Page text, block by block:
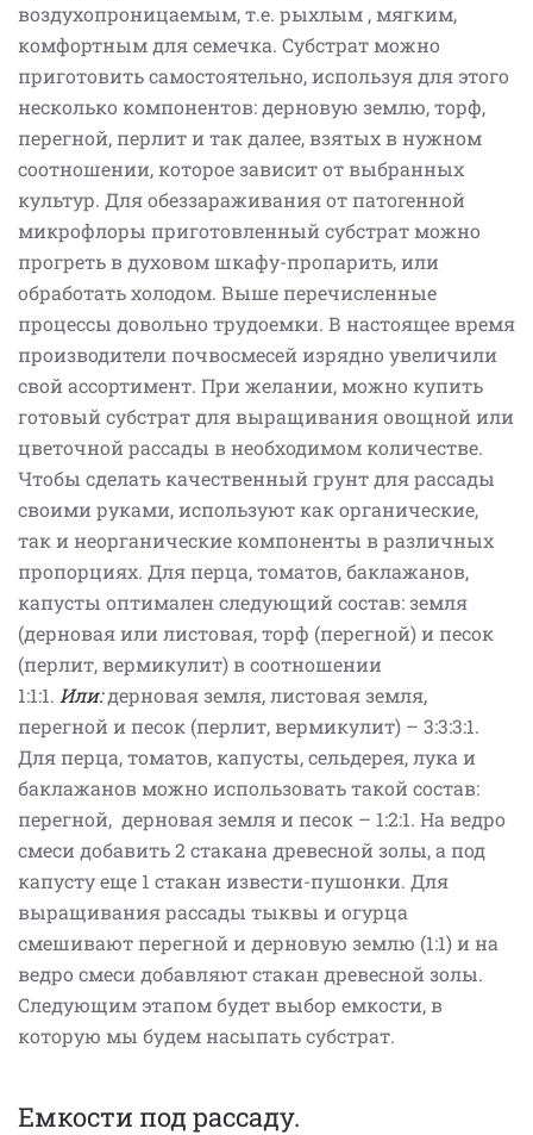
воздухопроницаемым, т.е. рыхлым , мягким,
комфортным для семечка. Субстрат можно
приготовить самостоятельно, используя для этого
несколько компонентов: дерновую землю, торф,
перегной, перлит и так далее, взятых в нужном
соотношении, которое зависит от выбранных
культур. Для обеззараживания от патогенной
микрофлоры приготовленный субстрат можно
прогреть в духовом шкафу-пропарить, или
обработать холодом. Выше перечисленные
процессы довольно трудоемки. В настоящее время
производители почвосмесей изрядно увеличили
свой ассортимент. При желании, можно купить
готовый субстрат для выращивания овощной или
цветочной рассады в необходимом количестве.
Чтобы сделать качественный грунт для рассады
своими руками, используют как органические,
так и неорганические компоненты в различных
пропорциях. Для перца, томатов, баклажанов,
капусты оптимален следующий состав: земля
(дерновая или листовая, торф (перегной) и песок
(перлит, вермикулит) в соотношении
1:1:1. Или:дерновая земля, листовая земля,
перегной и песок (перлит, вермикулит) – 3:3:3:1.
Для перца, томатов, капусты, сельдерея, лука и
баклажанов можно использовать такой состав:
перегной, дерновая земля и песок – 1:2:1. На ведро
смеси добавить 2 стакана древесной золы, а под
капусту еще 1 стакан извести-пушонки. Для
выращивания рассады тыквы и огурца
смешивают перегной и дерновую землю (1:1) и на
ведро смеси добавляют стакан древесной золы.
Следующим этапом будет выбор емкости, в
которую мы будем насыпать субстрат.
Емкости под рассаду.